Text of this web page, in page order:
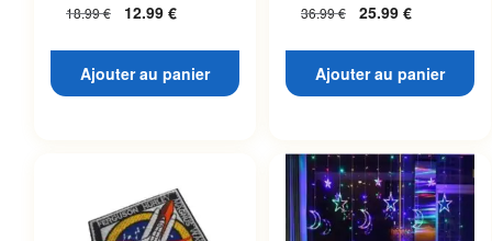
18.99€ 12.99 €
Ajouter au panier
36.99€ 25.99 €
Ajouter au panier